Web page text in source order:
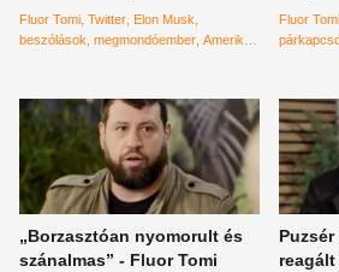
ehhez a milliárdos?
Fluor Tomi Twitter Elon Musk
beszólások megmondóember Amerika
világ leggazdagabb embere nemzetközi
színtér
gyereket
Fluor Tomi
„Borzasztóan nyomorult és
szánalmas” - Fluor Tomi